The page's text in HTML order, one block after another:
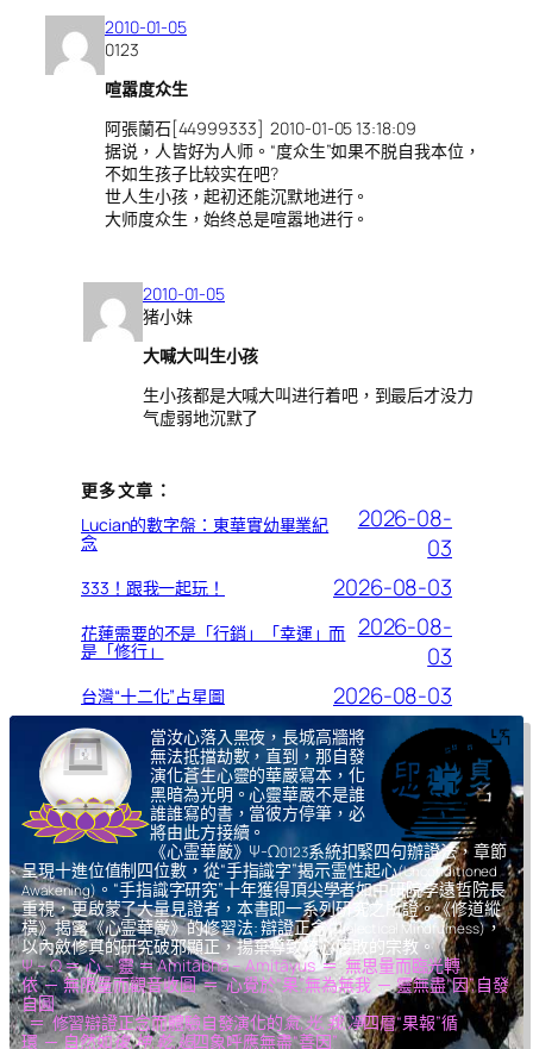
2010-01-05
0123
喧嚣度众生
阿張蘭石[44999333] 2010-01-05 13:18:09
据说，人皆好为人师。“度众生”如果不脱自我本位，
不如生孩子比较实在吧?
世人生小孩，起初还能沉默地进行。
大师度众生，始终总是喧嚣地进行。
2010-01-05
猪小妹
大喊大叫生小孩
生小孩都是大喊大叫进行着吧，到最后才没力
气虚弱地沉默了
更多文章：
Lucian的數字盤：東華實幼畢業紀
念
2026-08-
03
333！跟我一起玩！ 2026-08-03
花蓮需要的不是「行銷」「幸運」而
是「修行」
2026-08-
03
台灣“十二化”占星圖 2026-08-03
當汝心落入黑夜，長城高牆將
無法抵擋劫數，直到，那自發
演化蒼生心靈的華嚴寫本，化
黑暗為光明。心靈華嚴不是誰
誰誰寫的書，當彼方停筆，必
將由此方接續。
《心霊華厳》Ψ-Ω0123系統扣緊四句辦證法，章節
呈現十進位值制四位數，從“手指識字”揭示霊性起心(Unconditioned
Awakening) 。“手指識字研究”十年獲得頂尖學者如中研院李遠哲院長
重視，更啟蒙了大量見證者，本書即一系列研究之所證。《修道縱
橫》揭露《心霊華厳》的修習法: 辯證正念(Dialectical Mindfulness)，
以內斂修真的研究破邪顯正，揚棄導致核心腐敗的宗教。
Ψ – Ω ＝ 心 – 靈 ＝ Amitābhā – Amitāyus ＝ 無思量而臨光轉
依 ─ 無限量而觀音收圓 ＝ 心覺於“果”,無為無我 ─ 靈無盡“因”,自發
自圓
＝ 修習辯證正念而體驗自發演化的氣,光,我,凈四層“果報”循
環 ─ 自然如復,坤,乾,逅四象呼應無盡“善因”